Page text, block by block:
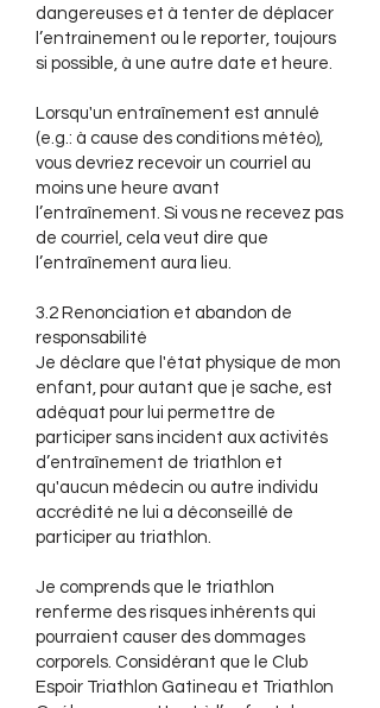
dangereuses et à tenter de déplacer
l’entrainement ou le reporter, toujours
si possible, à une autre date et heure.
Lorsqu'un entraînement est annulé
(e.g.: à cause des conditions météo),
vous devriez recevoir un courriel au
moins une heure avant
l’entraînement. Si vous ne recevez pas
de courriel, cela veut dire que
l’entraînement aura lieu.​​​
3.2 Renonciation et abandon de
responsabilité
Je déclare que l'état physique de mon
enfant, pour autant que je sache, est
adéquat pour lui permettre de
participer sans incident aux activités
d’entraînement de triathlon et
qu'aucun médecin ou autre individu
accrédité ne lui a déconseillé de
participer au triathlon.
Je comprends que le triathlon
renferme des risques inhérents qui
pourraient causer des dommages
corporels. Considérant que le Club
Espoir Triathlon Gatineau et Triathlon